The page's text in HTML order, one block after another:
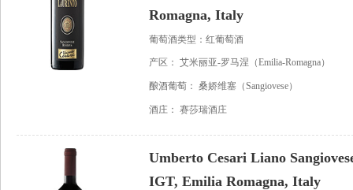
Romagna, Italy
葡萄酒类型：红葡萄酒
产区： 艾米丽亚-罗马涅（Emilia-Romagna）
酿酒葡萄： 桑娇维塞（Sangiovese）
酒庄： 赛莎瑞酒庄
Umberto Cesari Liano
IGT, Emilia Romagna, Italy